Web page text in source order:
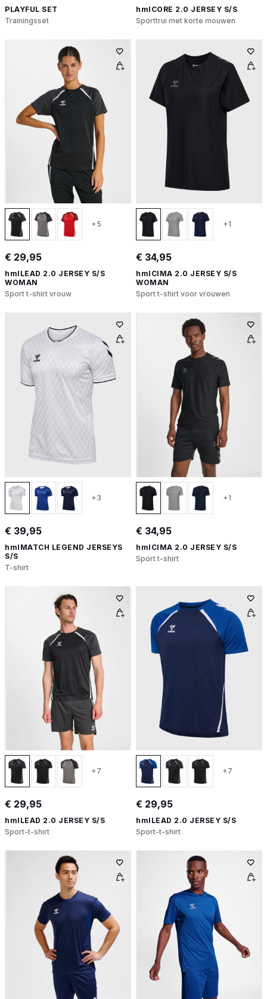
PLAYFUL SET
Trainingsset
hmlCORE 2.0 JERSEY S/S
Sporttrui met korte mouwen
+5
€ 29,95
hmlLEAD 2.0 JERSEY S/S
WOMAN
Sport t-shirt vrouw
+1
€ 34,95
hmlCIMA 2.0 JERSEY S/S
WOMAN
Sport t-shirt voor vrouwen
+3
€ 39,95
hmlMATCH LEGEND JERSEYS
S/S
T-shirt
+1
€ 34,95
hmlCIMA 2.0 JERSEY S/S
Sport t-shirt
+7
€ 29,95
hmlLEAD 2.0 JERSEY S/S
Sport-t-shirt
+7
€ 29,95
hmlLEAD 2.0 JERSEY S/S
Sport-t-shirt